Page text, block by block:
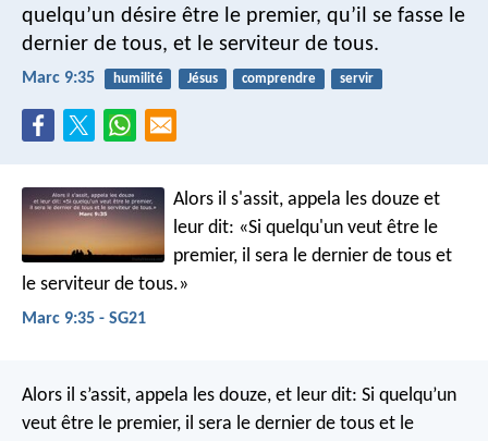
quelqu’un désire être le premier, qu’il se fasse le
dernier de tous, et le serviteur de tous.
Marc 9:35 humilité Jésus comprendre servir
Alors il s'assit, appela les douze et
leur dit: «Si quelqu'un veut être le
premier, il sera le dernier de tous et
le serviteur de tous.»
Marc 9:35 - SG21
Alors il s’assit, appela les douze, et leur dit: Si quelqu’un
veut être le premier, il sera le dernier de tous et le